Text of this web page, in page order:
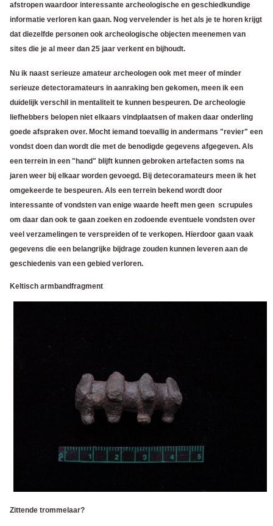
afstropen waardoor interessante archeologische en geschiedkundige
informatie verloren kan gaan. Nog vervelender is het als je te horen krijgt
dat diezelfde personen ook archeologische objecten meenemen van
sites die je al meer dan 25 jaar verkent en bijhoudt.
Nu ik naast serieuze amateur archeologen ook met meer of minder
serieuze detectoramateurs in aanraking ben gekomen, meen ik een
duidelijk verschil in mentaliteit te kunnen bespeuren. De archeologie
liefhebbers belopen niet elkaars vindplaatsen of maken daar onderling
goede afspraken over. Mocht iemand toevallig in andermans "revier" een
vondst doen dan wordt die met de benodigde gegevens afgegeven. Als
een terrein in een "hand" blijft kunnen gebroken artefacten soms na
jaren weer bij elkaar worden gevoegd. Bij detecoramateurs meen ik het
omgekeerde te bespeuren. Als een terrein bekend wordt door
interessante of vondsten van enige waarde heeft men geen scrupules
om daar dan ook te gaan zoeken en zodoende eventuele vondsten over
veel verzamelingen te verspreiden of te verkopen. Hierdoor gaan vaak
gegevens die een belangrijke bijdrage zouden kunnen leveren aan de
geschiedenis van een gebied verloren.
Keltisch armbandfragment
Zittende trommelaar?